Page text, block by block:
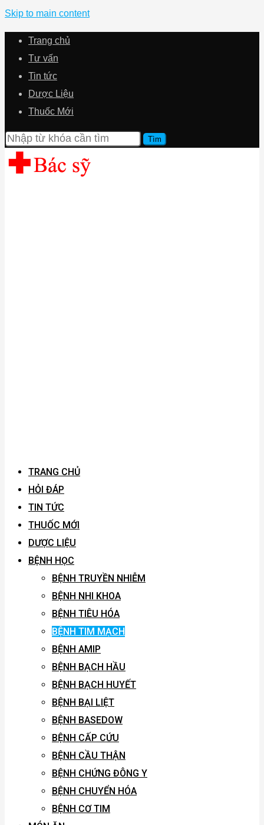
Skip to main content
Trang chủ
Tư vấn
Tin tức
Dược Liệu
Thuốc Mới
TRANG CHỦ
HỎI ĐÁP
TIN TỨC
THUỐC MỚI
DƯỢC LIỆU
BỆNH HỌC
BỆNH TRUYỀN NHIỄM
BỆNH NHI KHOA
BỆNH TIÊU HÓA
BỆNH TIM MẠCH
BỆNH AMIP
BỆNH BẠCH HẦU
BỆNH BẠCH HUYẾT
BỆNH BẠI LIỆT
BỆNH BASEDOW
BỆNH CẤP CỨU
BỆNH CẦU THẬN
BỆNH CHỨNG ĐÔNG Y
BỆNH CHUYỂN HÓA
BỆNH CƠ TIM